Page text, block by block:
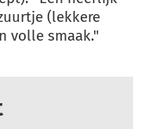
(lekkere
volle smaak."